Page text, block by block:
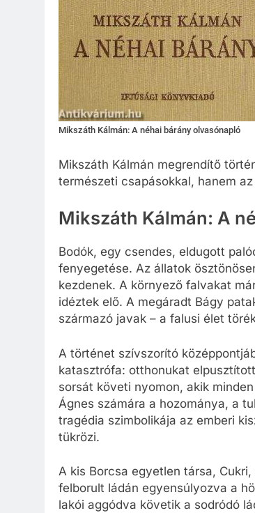
Mikszáth Kálmán: A néhai bárány olvasónapló
Mikszáth Kálmán megrendítő
természeti csapásokkal, hanem
Mikszáth Kálmán: A
Bodók, egy csendes, eldugott
fenyegetése. Az állatok
kezdenek. A környező falvakat
idéztek elő. A megáradt Bágy
származó javak – a falusi élet
A történet szívszorító
katasztrófa: otthonukat
sorsát követi nyomon, akik
Ágnes számára a hozománya, a
tragédia szimbolikája az emberi
tükrözi.
A kis Borcsa egyetlen társa,
felborult ládán egyensúlyozva a
lakói aggódva követik a sodródó